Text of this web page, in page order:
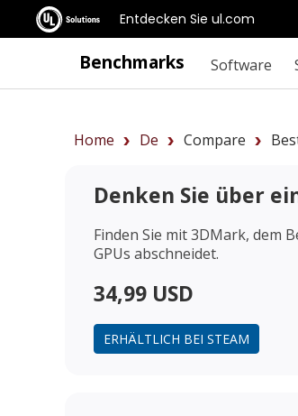
Entdecken Sie ul.com
Benchmarks Software
Home De Compare
Denken Sie über
Finden Sie mit 3DMark, dem
GPUs abschneidet.
34,99 USD
ERHÄLTLICH BEI STEAM